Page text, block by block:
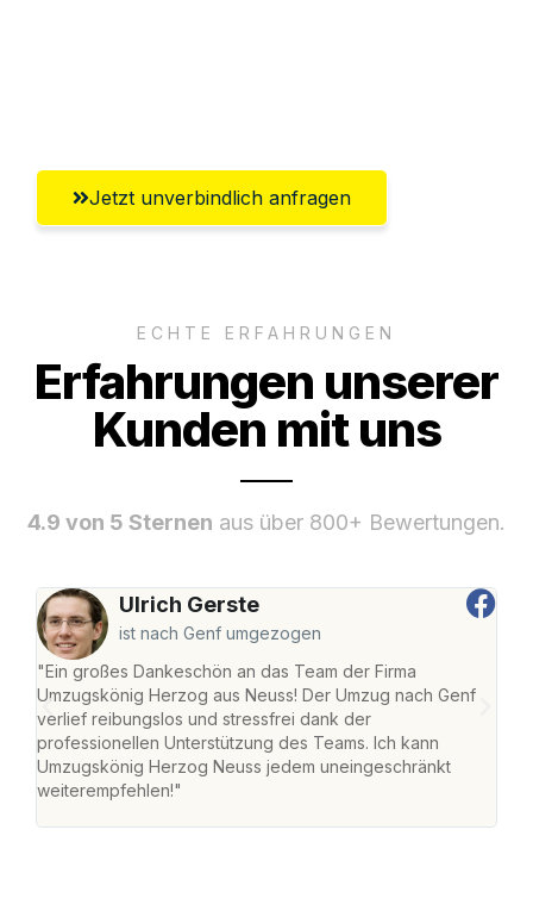
Jetzt unverbindlich anfragen
ECHTE ERFAHRUNGEN
Erfahrungen unserer
Kunden mit uns
4.9 von 5 Sternen aus über 800+ Bewertungen.
Ulrich Gerste
ist nach Genf umgezogen
"Ein großes Dankeschön an das Team der Firma
Umzugskönig Herzog aus Neuss! Der Umzug nach Genf
verlief reibungslos und stressfrei dank der
professionellen Unterstützung des Teams. Ich kann
Umzugskönig Herzog Neuss jedem uneingeschränkt
weiterempfehlen!"